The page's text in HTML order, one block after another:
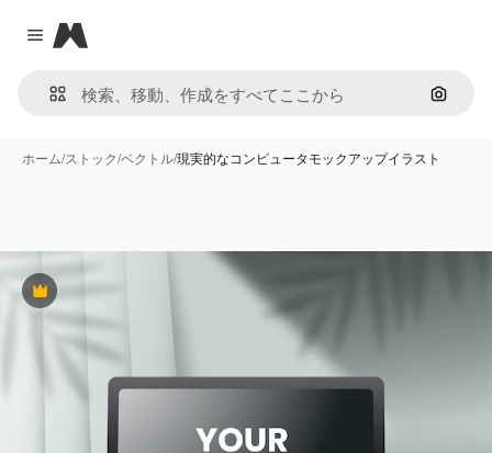
Close menu
Magnific
画像で
ホーム/ストック/ベクトル/現実的なコンピュータモックアップイラスト
Premium